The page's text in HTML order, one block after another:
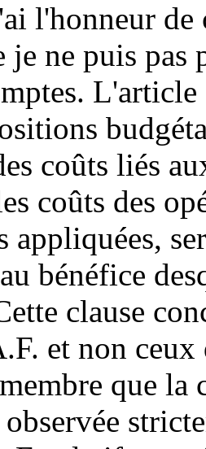
l'honneur
je ne puis pas
coûts liés
coûts des
bénéfice
clause
et non ceux
que la